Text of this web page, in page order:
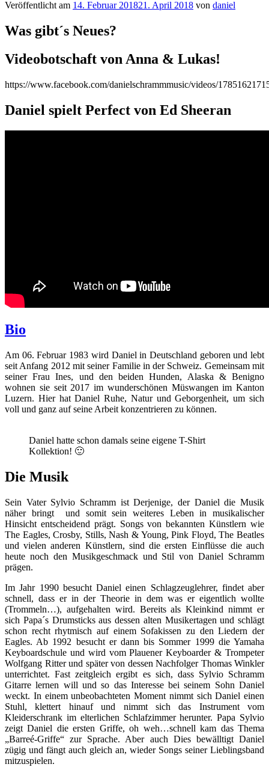
Veröffentlicht am 14. Februar 201821. April 2018 von daniel
Was gibt´s Neues?
Videobotschaft von Anna & Lukas!
https://www.facebook.com/danielschrammmusic/videos/
Daniel spielt Perfect von Ed Sheeran
Bio
Am 06. Februar 1983 wird Daniel in Deutschland geboren und lebt
seit Anfang 2012 mit seiner Familie in der Schweiz. Gemeinsam mit
seiner Frau Ines, und den beiden Hunden, Alaska & Benigno
wohnen sie seit 2017 im wunderschönen Müswangen im Kanton
Luzern. Hier hat Daniel Ruhe, Natur und Geborgenheit, um sich
voll und ganz auf seine Arbeit konzentrieren zu können.
Daniel hatte schon damals seine eigene T-Shirt
Kollektion! 🙂
Die Musik
Sein Vater Sylvio Schramm ist Derjenige, der Daniel die Musik
näher bringt und somit sein weiteres Leben in musikalischer
Hinsicht entscheidend prägt. Songs von bekannten Künstlern wie
The Eagles, Crosby, Stills, Nash & Young, Pink Floyd, The Beatles
und vielen anderen Künstlern, sind die ersten Einflüsse die auch
heute noch den Musikgeschmack und Stil von Daniel Schramm
prägen.
Im Jahr 1990 besucht Daniel einen Schlagzeuglehrer, findet aber
schnell, dass er in der Theorie in dem was er eigentlich wollte
(Trommeln…), aufgehalten wird. Bereits als Kleinkind nimmt er
sich Papa´s Drumsticks aus dessen alten Musikertagen und schlägt
schon recht rhytmisch auf einem Sofakissen zu den Liedern der
Eagles. Ab 1992 besucht er dann bis Sommer 1999 die Yamaha
Keyboardschule und wird vom Plauener Keyboarder & Trompeter
Wolfgang Ritter und später von dessen Nachfolger Thomas Winkler
unterrichtet. Fast zeitgleich ergibt es sich, dass Sylvio Schramm
Gitarre lernen will und so das Interesse bei seinem Sohn Daniel
weckt. In einem unbeobachteten Moment nimmt sich Daniel einen
Stuhl, klettert hinauf und nimmt sich das Instrument vom
Kleiderschrank im elterlichen Schlafzimmer herunter. Papa Sylvio
zeigt Daniel die ersten Griffe, oh weh…schnell kam das Thema
„Barreé-Griffe“ zur Sprache. Aber auch Dies bewälltigt Daniel
zügig und fängt auch gleich an, wieder Songs seiner Lieblingsband
mitzuspielen.